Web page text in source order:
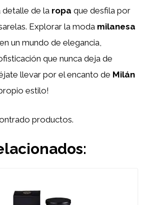
detalle de la ropa que desfila por
Explorar la moda milanesa
un mundo de elegancia,
que nunca deja de
llevar por el encanto de Milán
estilo!
productos.